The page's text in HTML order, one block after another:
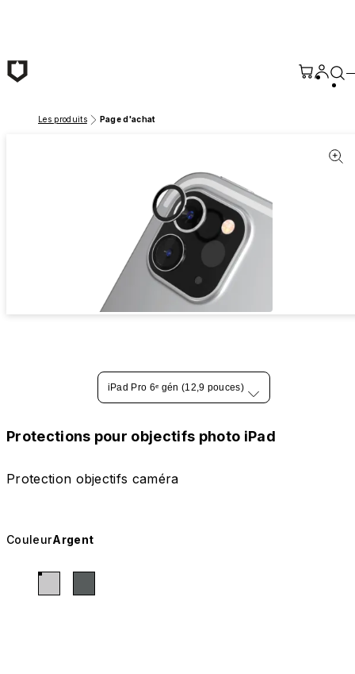
Les produits Page d'achat
iPad Pro 6ᵉ gén (12,9 pouces)
Protections pour objectifs photo iPad
Protection objectifs caméra
CouleurArgent